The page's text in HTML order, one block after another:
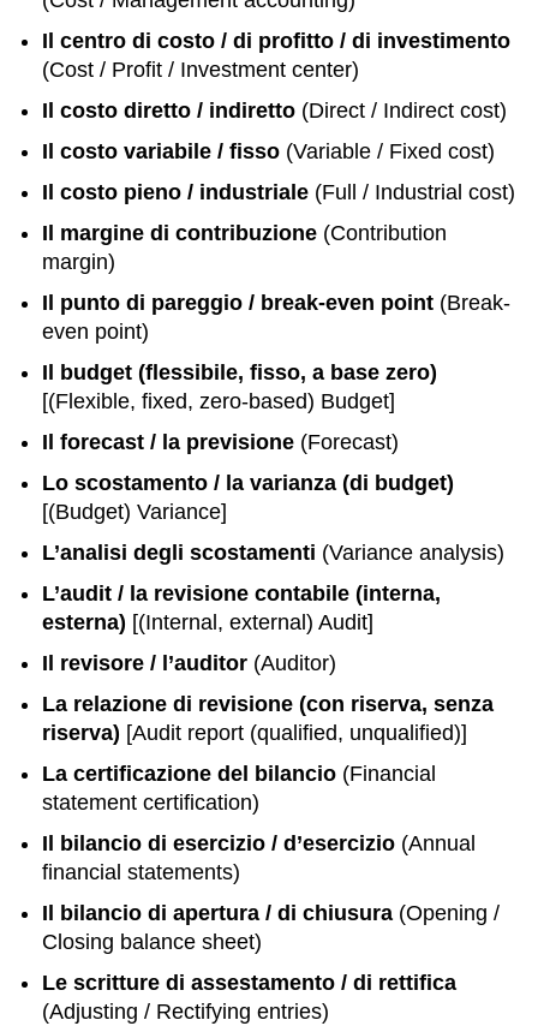
Il centro di costo / di profitto / di investimento
(Cost / Profit / Investment center)
Il costo diretto / indiretto (Direct / Indirect cost)
Il costo variabile / fisso (Variable / Fixed cost)
Il costo pieno / industriale (Full / Industrial cost)
Il margine di contribuzione (Contribution
margin)
Il punto di pareggio / break-even point (Break-
even point)
Il budget (flessibile, fisso, a base zero)
[(Flexible, fixed, zero-based) Budget]
Il forecast / la previsione (Forecast)
Lo scostamento / la varianza (di budget)
[(Budget) Variance]
L’analisi degli scostamenti (Variance analysis)
L’audit / la revisione contabile (interna,
esterna) [(Internal, external) Audit]
Il revisore / l’auditor (Auditor)
La relazione di revisione (con riserva, senza
riserva) [Audit report (qualified, unqualified)]
La certificazione del bilancio (Financial
statement certification)
Il bilancio di esercizio / d’esercizio (Annual
financial statements)
Il bilancio di apertura / di chiusura (Opening /
Closing balance sheet)
Le scritture di assestamento / di rettifica
(Adjusting / Rectifying entries)